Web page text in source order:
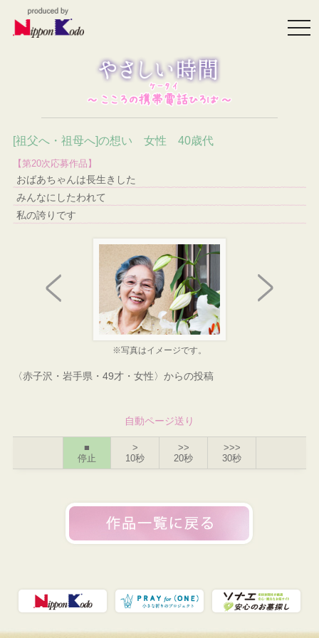
[祖父へ・祖母へ]の想い 女性 40歳代
【第20次応募作品】
おばあちゃんは長生きした
みんなにしたわれて
私の誇りです
※写真はイメージです。
〈赤子沢・岩手県・49才・女性〉からの投稿
自動ページ送り
■
停止
>
10秒
>>
20秒
>>>
30秒